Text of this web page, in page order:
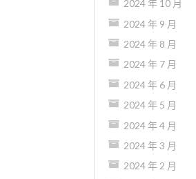
2024 年 10 月
2024 年 9 月
2024 年 8 月
2024 年 7 月
2024 年 6 月
2024 年 5 月
2024 年 4 月
2024 年 3 月
2024 年 2 月